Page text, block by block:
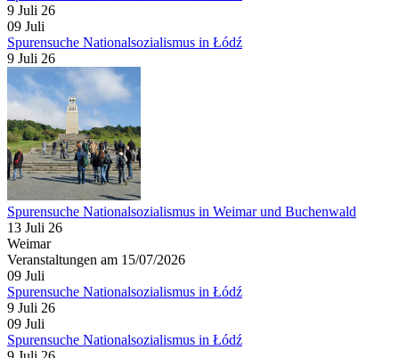
9 Juli 26
09 Juli
Spurensuche Nationalsozialismus in Łódź
9 Juli 26
Spurensuche Nationalsozialismus in Weimar und Buchenwald
13 Juli 26
Weimar
Veranstaltungen am 15/07/2026
09 Juli
Spurensuche Nationalsozialismus in Łódź
9 Juli 26
09 Juli
Spurensuche Nationalsozialismus in Łódź